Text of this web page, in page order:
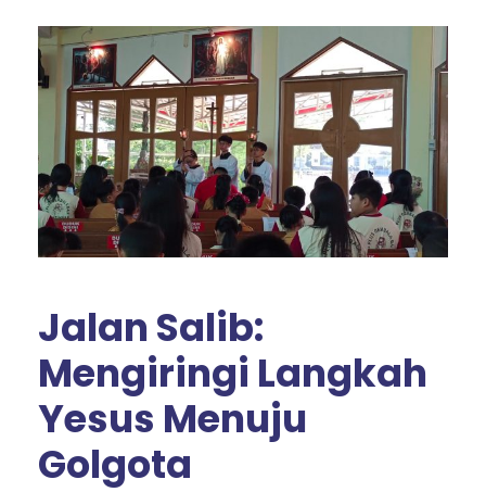
Jalan Salib:
Mengiringi Langkah
Yesus Menuju
Golgota